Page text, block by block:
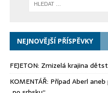
NEJNOVĚJŠÍ PŘÍSPĚVKY
FEJETON: Zmizelá krajina
KOMENTÁŘ: Případ Aberl